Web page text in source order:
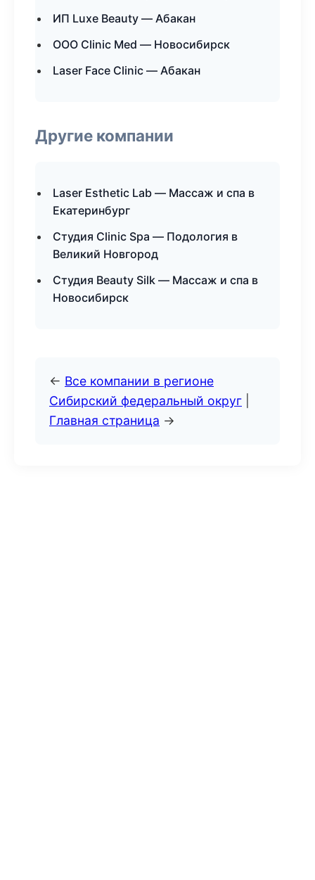
ИП Luxe Beauty — Абакан
ООО Clinic Med — Новосибирск
Laser Face Clinic — Абакан
Другие компании
Laser Esthetic Lab — Массаж и спа в
Екатеринбург
Студия Clinic Spa — Подология в
Великий Новгород
Студия Beauty Silk — Массаж и спа в
Новосибирск
← Все компании в регионе
Сибирский федеральный округ
Главная страница →